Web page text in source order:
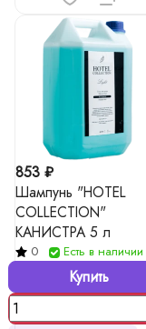
853 ₽
Шампунь "HOTEL
COLLECTION"
КАНИСТРА 5 л
0 Есть в наличии
Купить